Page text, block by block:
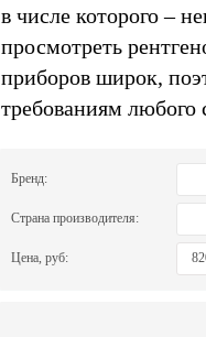
в числе которого –
просмотреть
приборов широк,
требованиям любого
Бренд:
Страна производителя:
Цена, руб: